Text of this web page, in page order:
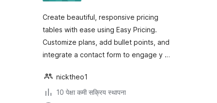
Create beautiful, responsive pricing
tables with ease using Easy Pricing.
Customize plans, add bullet points, and
integrate a contact form to engage y …
nicktheo1
10 पेक्षा कमी सक्रिय स्थापना